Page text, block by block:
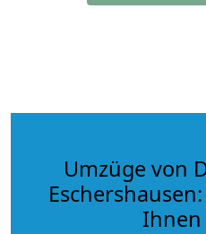
Umzüge von